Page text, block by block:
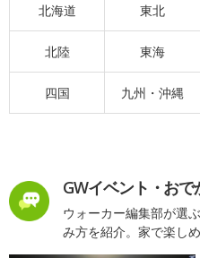
北海道 東北
北陸 東海
四国 九州・沖縄
GWイベント・おで
ウォーカー編集部が選
み方を紹介。家で楽し